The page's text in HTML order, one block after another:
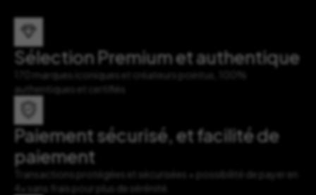
Sélection Premium et authentique
170 marques iconiques et créateurs pointus, 100%
authentiques et certifiés
Paiement sécurisé, et facilité de
paiement
Transactions protégées et sécurisées + possibilité de payer en
4x sans frais pour plus de sérénité.